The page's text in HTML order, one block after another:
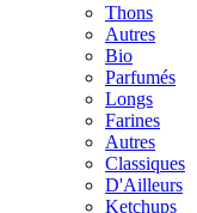
Thons
Autres
Bio
Parfumés
Longs
Farines
Autres
Classiques
D'Ailleurs
Ketchups